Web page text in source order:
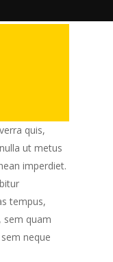
quis,
ut metus
imperdiet.
tempus,
sem quam
neque